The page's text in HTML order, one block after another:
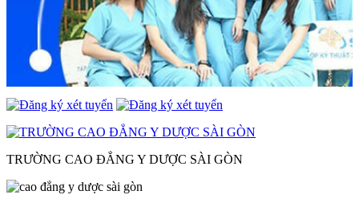
TRƯỜNG CAO ĐẲNG Y DƯỢC SÀI GÒN